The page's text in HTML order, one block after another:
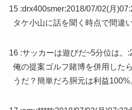
15 :drx400smer:2018/07/02(月
タケ小山に話を聞く時点で間違い
16 :サッカーは遊びだ~5分位は。 :
俺の提案ゴルフ賭博を併用した
うだ？簡単だろ胴元は利益100%